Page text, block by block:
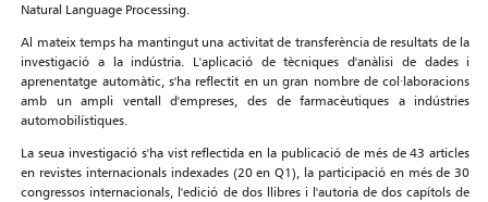
Natural Language Processing.
Al mateix temps ha mantingut una activitat de transferència de resultats de la
investigació a la indústria. L'aplicació de tècniques d'anàlisi de dades i
aprenentatge automàtic, s'ha reflectit en un gran nombre de col·laboracions
amb un ampli ventall d'empreses, des de farmacèutiques a indústries
automobilístiques.
La seua investigació s'ha vist reflectida en la publicació de més de 43 articles
en revistes internacionals indexades (20 en Q1), la participació en més de 30
congressos internacionals, l'edició de dos llibres i l'autoria de dos capítols de